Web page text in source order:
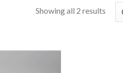
Showing all 2 results